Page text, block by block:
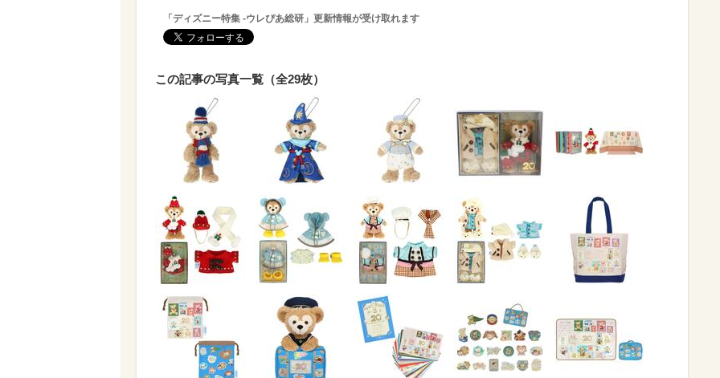
「ディズニー特集 -ウレぴあ総研」更新情報が受け取れます
この記事の写真一覧（全29枚）